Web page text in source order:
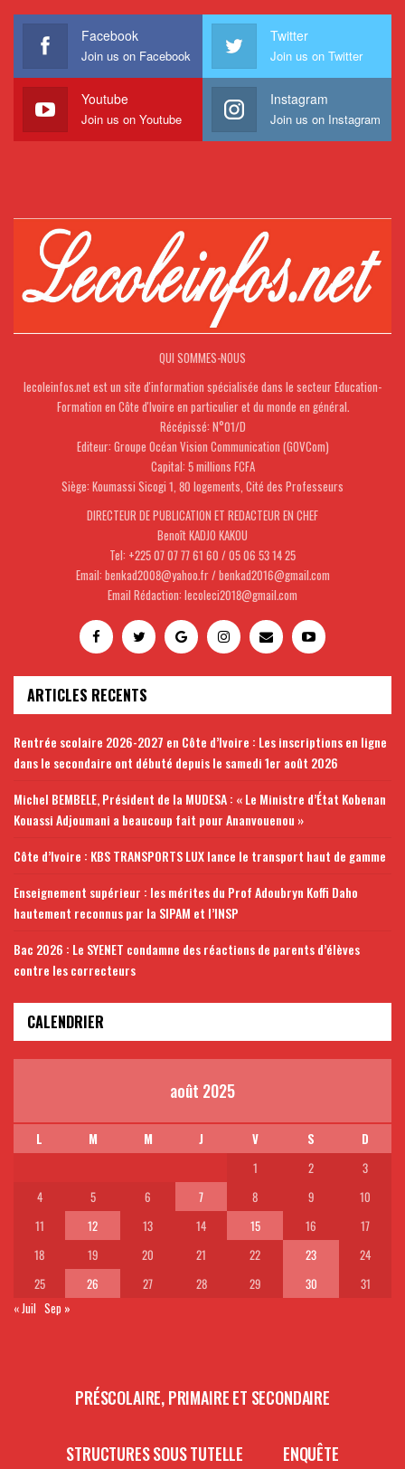
Facebook
Join us on Facebook
Twitter
Join us on Twitter
Youtube
Join us on Youtube
Instagram
Join us on Instagram
QUI SOMMES-NOUS
lecoleinfos.net est un site d'information spécialisée dans le secteur Education-
Formation en Côte d'Ivoire en particulier et du monde en général.
Récépissé: N°01/D
Editeur: Groupe Océan Vision Communication (GOVCom)
Capital: 5 millions FCFA
Siège: Koumassi Sicogi 1, 80 logements, Cité des Professeurs
DIRECTEUR DE PUBLICATION ET REDACTEUR EN CHEF
Benoît KADJO KAKOU
Tel: +225 07 07 77 61 60 / 05 06 53 14 25
Email: benkad2008@yahoo.fr / benkad2016@gmail.com
Email Rédaction: lecoleci2018@gmail.com
ARTICLES RECENTS
Rentrée scolaire 2026-2027 en Côte d’Ivoire : Les inscriptions en ligne
dans le secondaire ont débuté depuis le samedi 1er août 2026
Michel BEMBELE, Président de la MUDESA : « Le Ministre d’État Kobenan
Kouassi Adjoumani a beaucoup fait pour Ananvouenou »
Côte d’Ivoire : KBS TRANSPORTS LUX lance le transport haut de gamme
Enseignement supérieur : les mérites du Prof Adoubryn Koffi Daho
hautement reconnus par la SIPAM et l’INSP
Bac 2026 : Le SYENET condamne des réactions de parents d’élèves
contre les correcteurs
CALENDRIER
août 2025
L M M J V S
D
1
2
3
4
5 6 7 8 9
10
11
12 13 14 15 16
17
18
19 20 21 22 23
24
25
26 27 28 29 30
31
« Juil Sep »
PRÉSCOLAIRE, PRIMAIRE ET SECONDAIRE
STRUCTURES SOUS TUTELLE ENQUÊTE